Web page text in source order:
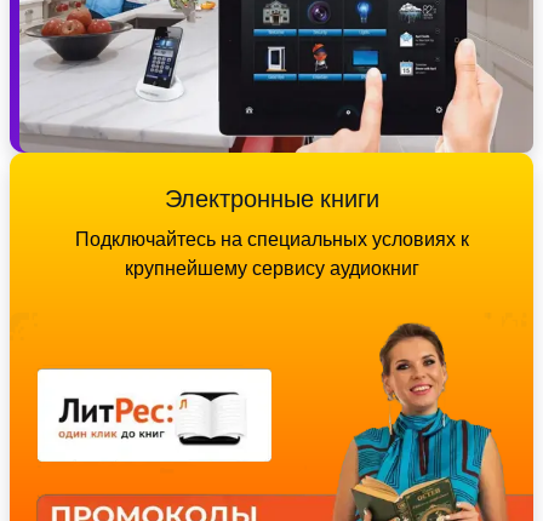
Электронные книги
Подключайтесь на специальных условиях к
крупнейшему сервису аудиокниг